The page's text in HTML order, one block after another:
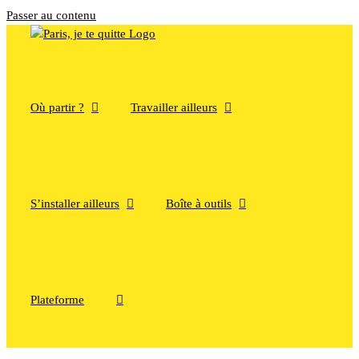
Passer au contenu
Où partir ? Travailler ailleurs
S’installer ailleurs Boîte à outils
Plateforme